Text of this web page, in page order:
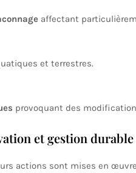
affectant
et terrestres.
provoquant des
et gestion durable
actions sont mises en